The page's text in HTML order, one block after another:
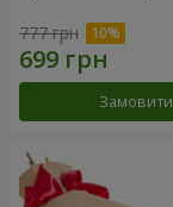
777 грн
Замовити